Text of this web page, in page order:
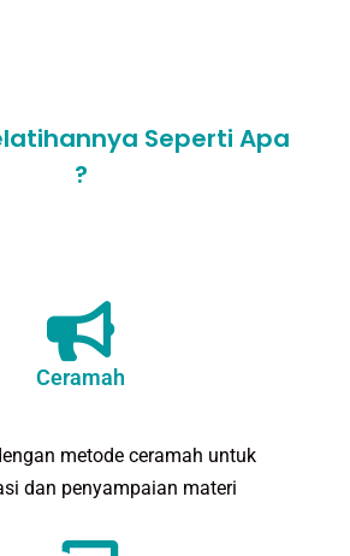
Seperti Apa
?
Ceramah
metode ceramah untuk
dan penyampaian materi